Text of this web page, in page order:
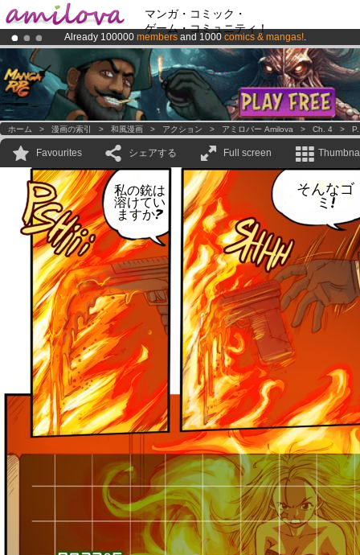
マンガ・コミック・
ゲーム・コミュニティ！
Already 100000 members and 1000 comics & mangas!.
Premium membership from3.95 eurosper month !Get membership
AmilovaKickstarter is now LIVE!.
ホーム > 漫画の索引 > 和風漫画 > アクション > アミロバー Amilova > Ch. 4 >
Favourites シェアする Full screen
私の銃は
溶けてい
ますか?
そんなゴ
ミ!